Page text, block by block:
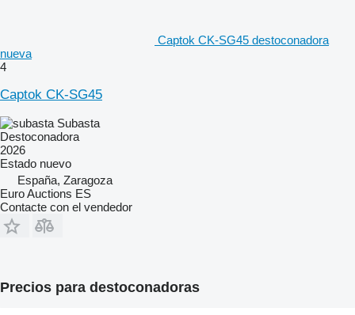
Captok CK-SG45 destoconadora
nueva
4
Captok CK-SG45
Subasta
Destoconadora
2026
Estado nuevo
España, Zaragoza
Euro Auctions ES
Contacte con el vendedor
Precios para destoconadoras